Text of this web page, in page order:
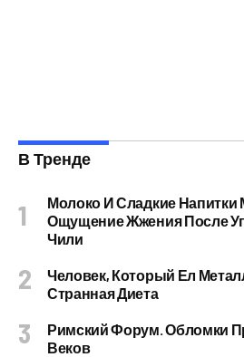
В Тренде
Молоко И Сладкие Напитки
Ощущение Жжения После
Чили
Человек, Который Ел
Странная Диета
Римский Форум. Обломки
Веков